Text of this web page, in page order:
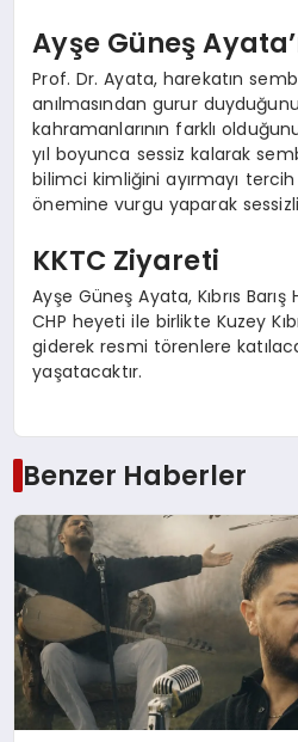
Ayşe Güneş
Prof. Dr. Ayata, harekatın
anılmasından gurur
kahramanlarının farklı
yıl boyunca sessiz kalarak
bilimci kimliğini ayırmayı
önemine vurgu yaparak
KKTC Ziyareti
Ayşe Güneş Ayata, Kıbrıs Barış
CHP heyeti ile birlikte Kuzey
giderek resmi törenlere
yaşatacaktır.
Benzer Haberler